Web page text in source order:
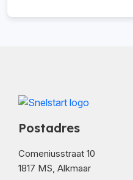
Postadres
Comeniusstraat 10
1817 MS, Alkmaar